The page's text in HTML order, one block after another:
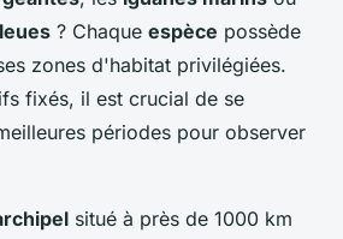
? Chaque espèce possède
zones d'habitat privilégiées.
fixés, il est crucial de se
périodes pour observer
situé à près de 1000 km